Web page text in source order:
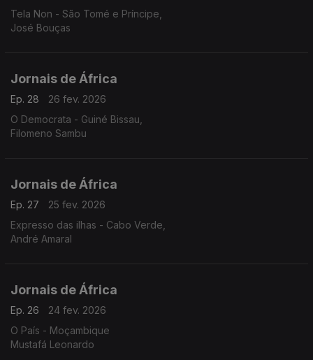
Tela Non - São Tomé e Príncipe,
José Bouças
Jornais de África
Ep. 28
26 fev. 2026
O Democrata - Guiné Bissau,
Filomeno Sambu
Jornais de África
Ep. 27
25 fev. 2026
Expresso das ilhas - Cabo Verde,
André Amaral
Jornais de África
Ep. 26
24 fev. 2026
O País - Moçambique
Mustafá Leonardo